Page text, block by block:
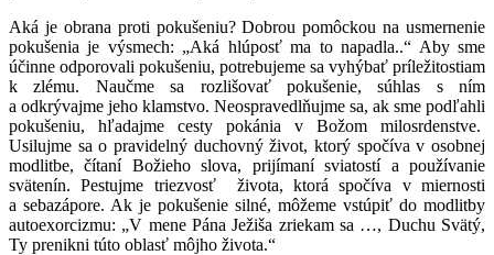
Aká je obrana proti pokušeniu? Dobrou pomôckou na usmernenie
pokušenia je výsmech: „Aká hlúposť ma to napadla..“ Aby sme
účinne odporovali pokušeniu, potrebujeme sa vyhýbať príležitostiam
k zlému. Naučme sa rozlišovať pokušenie, súhlas s ním
a odkrývajme jeho klamstvo. Neospravedlňujme sa, ak sme podľahli
pokušeniu, hľadajme cesty pokánia v Božom milosrdenstve.
Usilujme sa o pravidelný duchovný život, ktorý spočíva v osobnej
modlitbe, čítaní Božieho slova, prijímaní sviatostí a používanie
svätenín. Pestujme triezvosť života, ktorá spočíva v miernosti
a sebazápore. Ak je pokušenie silné, môžeme vstúpiť do modlitby
autoexorcizmu: „V mene Pána Ježiša zriekam sa …, Duchu Svätý,
Ty prenikni túto oblasť môjho života.“